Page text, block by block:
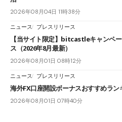
2026年08月04日 11時38分
ニュース プレスリリース
【当サイト限定】bitcastleキャンペ
ス（2026年8月最新）
2026年08月01日 08時12分
ニュース プレスリリース
海外FX口座開設ボーナスおすすめラ
2026年08月01日 07時40分